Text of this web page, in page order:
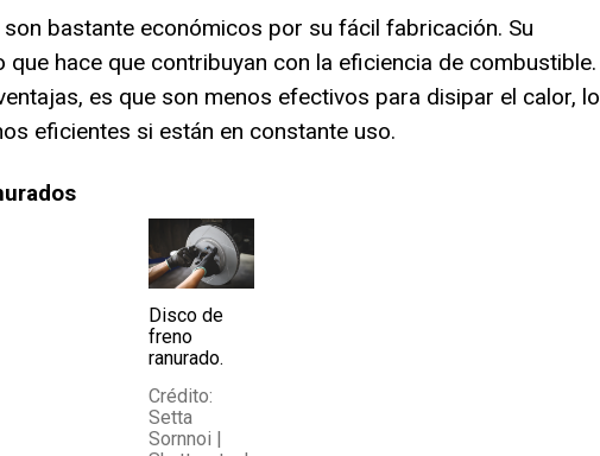
son bastante económicos por su fácil fabricación. Su
que hace que contribuyan con la eficiencia de combustible.
es que son menos efectivos para disipar el calor, lo
eficientes si están en constante uso.
Disco de
freno
ranurado.
Crédito:
Setta
Sornnoi |